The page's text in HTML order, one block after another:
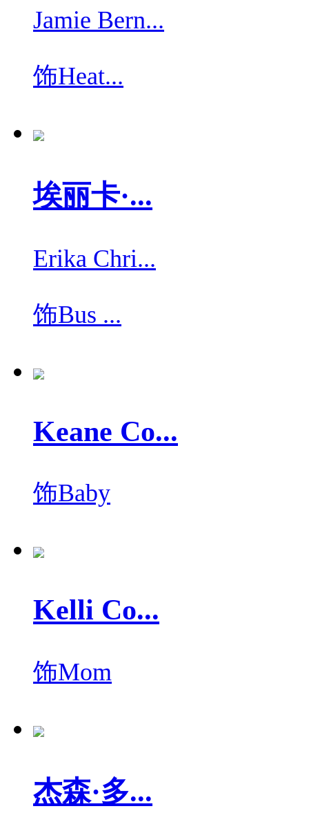
Jamie Bern...
饰Heat...
埃丽卡·...
Erika Chri...
饰Bus ...
Keane Co...
饰Baby
Kelli Co...
饰Mom
杰森·多...